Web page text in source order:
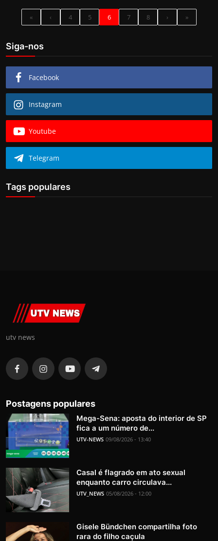
« ‹ 4 5 6 7 8 › »
Siga-nos
Facebook
Instagram
Youtube
Telegram
Tags populares
utv news
Postagens populares
Mega-Sena: aposta do interior de SP
fica a um número de...
UTV-NEWS 09/08/2026 - 13:40
Casal é flagrado em ato sexual
enquanto carro circulava...
UTV_NEWS 05/08/2026 - 12:00
Gisele Bündchen compartilha foto
rara do filho caçula